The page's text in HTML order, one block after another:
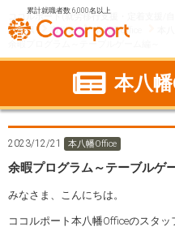
累計就職者数 6,000名以上
ココルポート(就労移行支援・定着支援/
千葉県
市川市 本八幡Office
余暇プログラム～テーブルゲーム編～
本八
2023/12/21 本八幡Office
余暇プログラム～テーブルゲ
みなさま、こんにちは。
ココルポート本八幡Officeのスタッ